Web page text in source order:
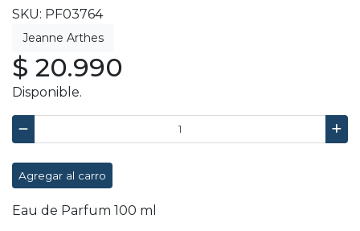
SKU: PF03764
$ 20.990
Disponible.
Agregar al carro
Eau de Parfum 100 ml